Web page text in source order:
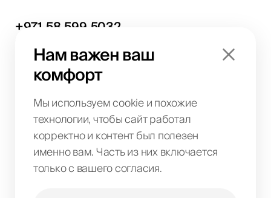
Нам важен ваш
комфорт
Мы используем cookie и похожие
технологии, чтобы сайт работал
корректно и контент был полезен
именно вам. Часть из них включается
только с вашего согласия.
+971 58 599 5032
info@biglab.ae
По вопросам проектов
Офис в Дубае
Art of Living Mall, 1st Floor, Al Barsha 2, Umm
Suqeim Street, Dubai, UAE
BIG LAB IT SOLUTIONS L.L.C
License No. 1063004